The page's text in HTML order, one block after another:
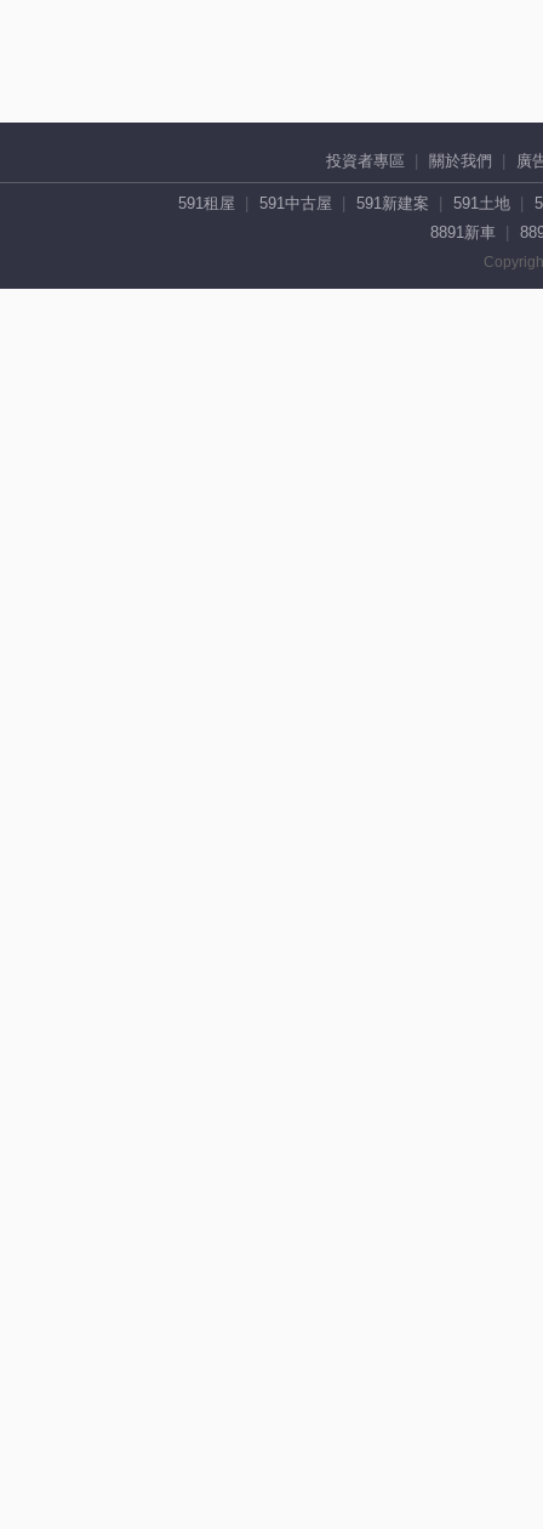
投資者專區 關於我們 廣
591租屋 591中古屋 591新建案 591土地
8891新車